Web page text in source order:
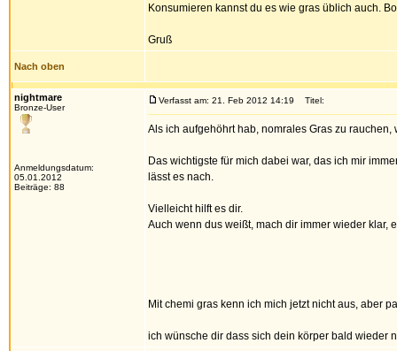
Konsumieren kannst du es wie gras üblich auch.
Gruß
Nach oben
nightmare
Bronze-User
Anmeldungsdatum:
05.01.2012
Beiträge: 88
Verfasst am: 21. Feb 2012 14:19 Titel:
Als ich aufgehöhrt hab, nomrales Gras zu
Das wichtigste für mich dabei war, das ich mir
lässt es nach.
Vielleicht hilft es dir.
Auch wenn dus weißt, mach dir immer wieder klar,
Mit chemi gras kenn ich mich jetzt nicht aus, aber
ich wünsche dir dass sich dein körper bald wieder